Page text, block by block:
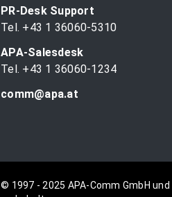
PR-Desk Support
Tel. +43 1 36060-5310
APA-Salesdesk
Tel. +43 1 36060-1234
comm@apa.at
© 1997 - 2025 APA-Comm GmbH